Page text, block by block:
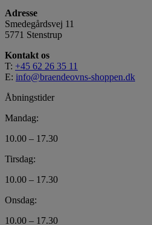
Adresse
Smedegårdsvej 11
5771 Stenstrup
Kontakt os
T: +45 62 26 35 11
E: info@braendeovns-shoppen.dk
Åbningstider
Mandag:
10.00 – 17.30
Tirsdag:
10.00 – 17.30
Onsdag:
10.00 – 17.30